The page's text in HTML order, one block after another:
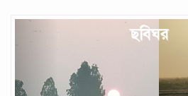
ছবিঘর
Previous